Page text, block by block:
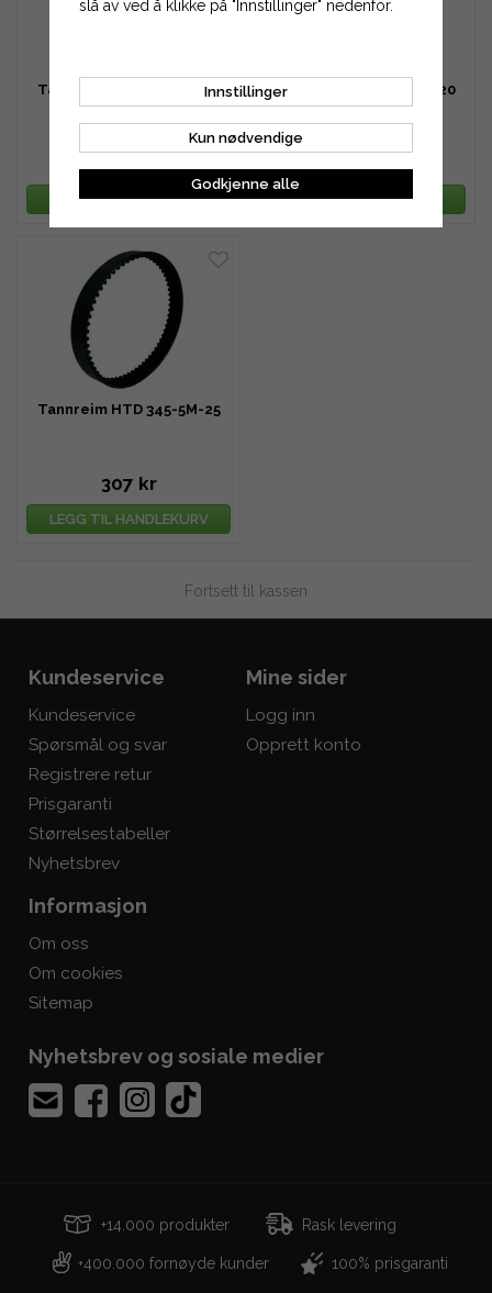
Tannreim HTD 345-5M-15
185 kr
LEGG TIL HANDLEKURV
Tannreim HTD 345-5M-20
246 kr
LEGG TIL HANDLEKURV
Tannreim HTD 345-5M-25
307 kr
LEGG TIL HANDLEKURV
Fortsett til kassen
Kundeservice
Kundeservice
Spørsmål og svar
Registrere retur
Prisgaranti
Størrelsestabeller
Nyhetsbrev
Mine sider
Logg inn
Opprett konto
Informasjon
Om oss
Om cookies
Sitemap
Nyhetsbrev og sosiale medier
+14.000 produkter Rask levering
+400.000 fornøyde kunder 100% prisgaranti
slå av ved å klikke på "Innstillinger" nedenfor.
Innstillinger
Kun nødvendige
Godkjenne alle